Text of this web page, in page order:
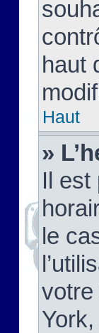
haut
Haut
»
Il est
le
votre